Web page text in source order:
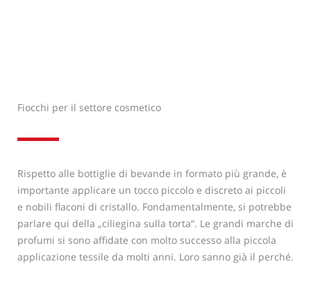
Fiocchi per il settore cosmetico
Rispetto alle bottiglie di bevande in formato più grande, è
importante applicare un tocco piccolo e discreto ai piccoli
e nobili flaconi di cristallo. Fondamentalmente, si potrebbe
parlare qui della „ciliegina sulla torta“. Le grandi marche di
profumi si sono affidate con molto successo alla piccola
applicazione tessile da molti anni. Loro sanno già il perché.